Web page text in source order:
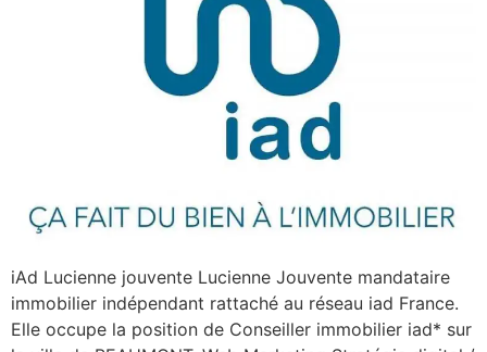
iAd Lucienne jouvente Lucienne Jouvente mandataire
immobilier indépendant rattaché au réseau iad France.
Elle occupe la position de Conseiller immobilier iad* sur